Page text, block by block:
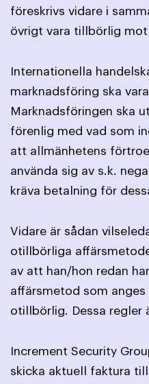
föreskrivs vidare i
övrigt vara tillbörlig mot
Internationella
marknadsföring ska
Marknadsföringen ska
förenlig med vad som
att allmänhetens
använda sig av s.k.
kräva betalning för
Vidare är sådan
otillbörliga
av att han/hon redan
affärsmetod som
otillbörlig. Dessa regler
Increment Security
skicka aktuell faktura